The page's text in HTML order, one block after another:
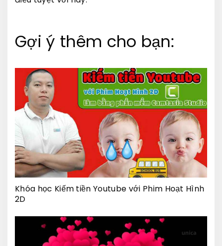
Gợi ý thêm cho bạn:
Khóa học Kiếm tiền Youtube với Phim Hoạt Hình
2D